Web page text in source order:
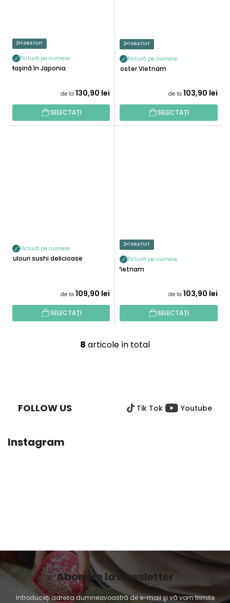
2+1 GRATUIT
Pictură pe numere
Mașină în Japonia
de la 130,90 lei
SELECTAȚI
2+1 GRATUIT
Pictură pe numere
Poster Vietnam
de la 103,90 lei
SELECTAȚI
Pictură pe numere
Rulouri sushi delicioase
de la 109,90 lei
SELECTAȚI
2+1 GRATUIT
Pictură pe numere
Vietnam
de la 103,90 lei
SELECTAȚI
C
r
8 articole în total
FOLLOW US Tik Tok Youtube
Instagram
Abonare la newsletter
Introduceţi adresa dumneavoastră de e-mail şi vă vom trimite